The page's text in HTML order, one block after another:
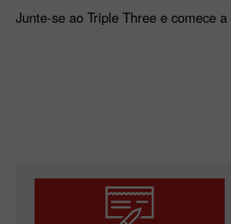
Junte-se ao Triple Three e comece